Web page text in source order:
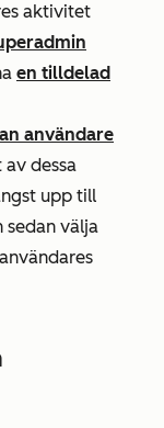
aktivitet
en tilldelad
användare
dessa
upp till
sedan välja